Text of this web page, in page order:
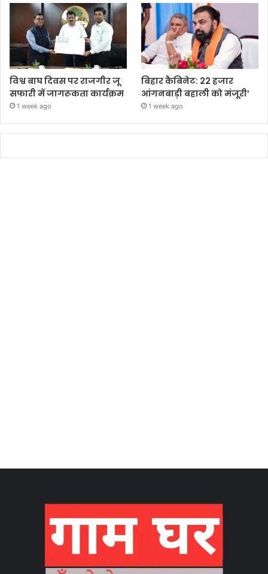
विश्व बाघ दिवस पर राजगीर जू
सफारी में जागरूकता कार्यक्रम
1 week ago
बिहार कैबिनेट: 22 हजार
आंगनबाड़ी बहाली को मंजूरी’
1 week ago